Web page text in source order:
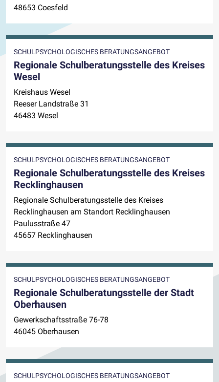
48653 Coesfeld
SCHULPSYCHOLOGISCHES BERATUNGSANGEBOT
Regionale Schulberatungsstelle des Kreises
Wesel
Kreishaus Wesel
Reeser Landstraße 31
46483 Wesel
SCHULPSYCHOLOGISCHES BERATUNGSANGEBOT
Regionale Schulberatungsstelle des Kreises
Recklinghausen
Regionale Schulberatungsstelle des Kreises
Recklinghausen am Standort Recklinghausen
Paulusstraße 47
45657 Recklinghausen
SCHULPSYCHOLOGISCHES BERATUNGSANGEBOT
Regionale Schulberatungsstelle der Stadt
Oberhausen
Gewerkschaftsstraße 76-78
46045 Oberhausen
SCHULPSYCHOLOGISCHES BERATUNGSANGEBOT